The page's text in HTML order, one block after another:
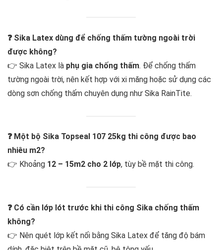
❓ Sika Latex dùng để chống thấm tường ngoài trời
được không?
👉 Sika Latex là phụ gia chống thấm. Để chống thấm
tường ngoài trời, nên kết hợp với xi măng hoặc sử dụng các
dòng sơn chống thấm chuyên dụng như Sika RainTite.
❓ Một bộ Sika Topseal 107 25kg thi công được bao
nhiêu m2?
👉 Khoảng 12 – 15m2 cho 2 lớp, tùy bề mặt thi công.
❓ Có cần lớp lót trước khi thi công Sika chống thấm
không?
👉 Nên quét lớp kết nối bằng Sika Latex để tăng độ bám